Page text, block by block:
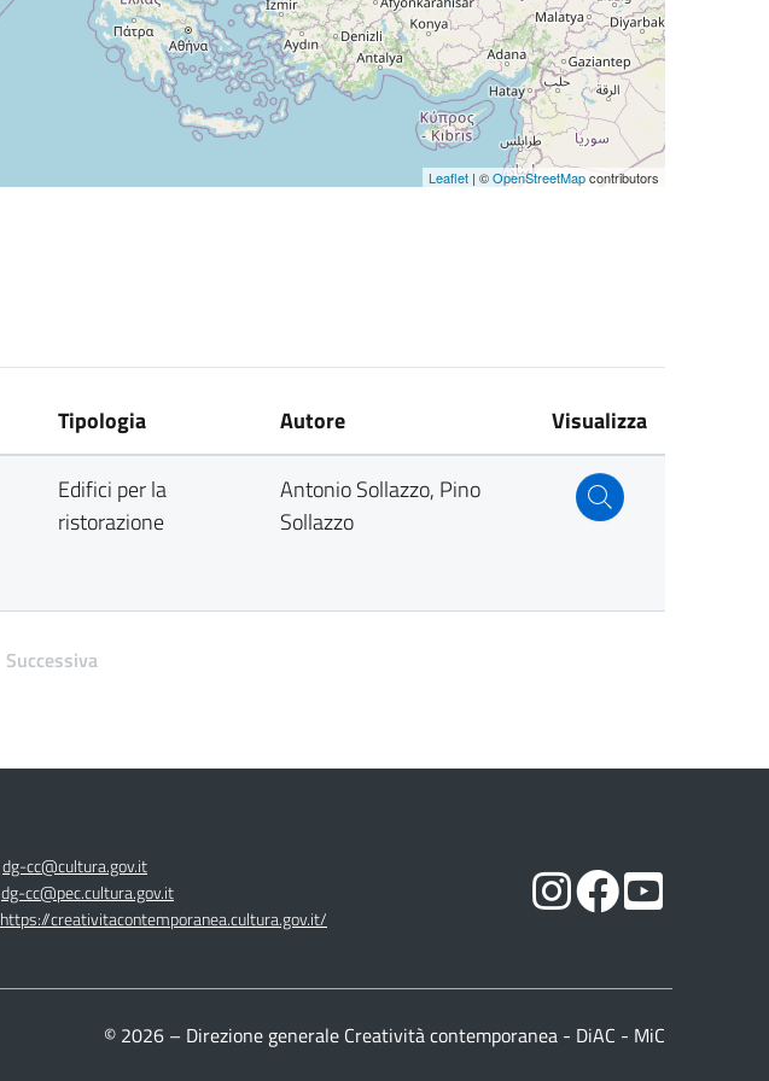
Leaflet | ©OpenStreetMapcontributors
Tipologia Autore Visualizza
Edifici per la
ristorazione
Antonio Sollazzo, Pino
Sollazzo
Pagina
Successiva
dg-cc@cultura.gov.it
dg-cc@pec.cultura.gov.it
https://creativitacontemporanea.cultura.gov.it/
© 2026 – Direzione generale Creatività contemporanea - DiAC - MiC